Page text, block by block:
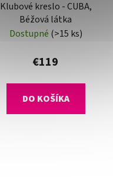
Klubové kreslo - CUBA,
Béžová látka
Dostupné (>15 ks)
€119
DO KOŠÍKA